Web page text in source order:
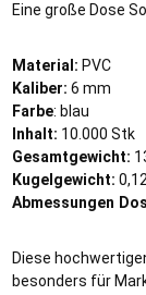
Eine große Dose
Material: PVC
Kaliber: 6 mm
Farbe: blau
Inhalt: 10.000 Stk
Gesamtgewicht:
Kugelgewicht:
Abmessungen
Diese
besonders für